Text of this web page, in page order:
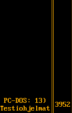
PC-DOS: 13)
Testiohjelmat
3952